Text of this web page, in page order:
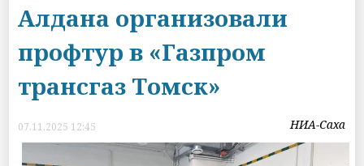
Алдана организовали
профтур в «Газпром
трансгаз Томск»
07.11.2025 12:45 НИА-Саха